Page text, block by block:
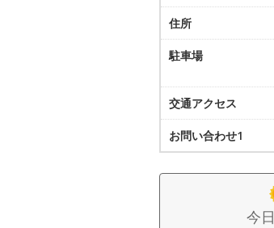
住所
駐車場
交通アクセス
お問い合わせ1
今日